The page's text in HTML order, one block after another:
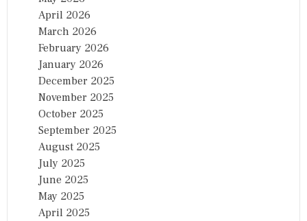
April 2026
March 2026
February 2026
January 2026
December 2025
November 2025
October 2025
September 2025
August 2025
July 2025
June 2025
May 2025
April 2025